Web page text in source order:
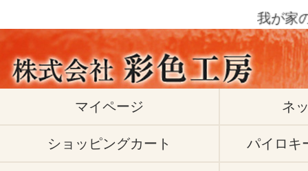
我が家
マイページ ネ
ショッピングカート パイロキ